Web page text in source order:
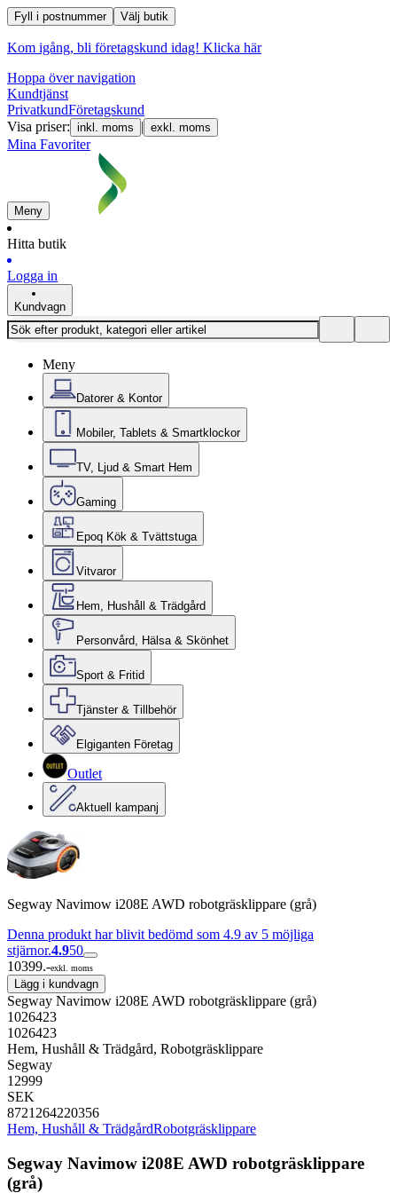
Fyll i postnummer Välj butik
Kom igång, bli företagskund idag! Klicka här
Hoppa över navigation
Kundtjänst
PrivatkundFöretagskund
Visa priser: inkl. moms | exkl. moms
Mina Favoriter
Meny
Hitta butik
Logga in
Kundvagn
Meny
Datorer & Kontor
Mobiler, Tablets & Smartklockor
TV, Ljud & Smart Hem
Gaming
Epoq Kök & Tvättstuga
Vitvaror
Hem, Hushåll & Trädgård
Personvård, Hälsa & Skönhet
Sport & Fritid
Tjänster & Tillbehör
Elgiganten Företag
Outlet
Aktuell kampanj
Segway Navimow i208E AWD robotgräsklippare (grå)
Denna produkt har blivit bedömd som 4.9 av 5 möjliga
stjärnor.4.950
10399.-exkl. moms
Lägg i kundvagn
Segway Navimow i208E AWD robotgräsklippare (grå)
1026423
1026423
Hem, Hushåll & Trädgård, Robotgräsklippare
Segway
12999
SEK
8721264220356
Hem, Hushåll & TrädgårdRobotgräsklippare
Segway Navimow i208E AWD robotgräsklippare
(grå)